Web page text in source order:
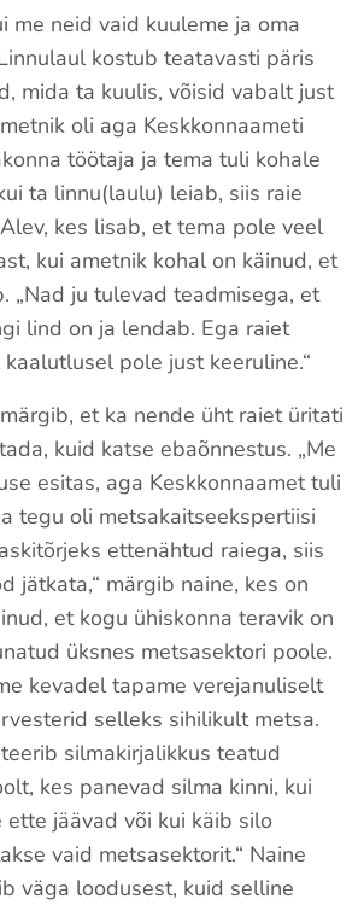
me neid vaid kuuleme ja oma
kostub teatavasti päris
mida ta kuulis, võisid vabalt just
oli aga Keskkonnaameti
töötaja ja tema tuli kohale
ta linnu(laulu) leiab, siis raie
kes lisab, et tema pole veel
kui ametnik kohal on käinud, et
„Nad ju tulevad teadmisega, et
lind on ja lendab. Ega raiet
pole just keeruline.“
et ka nende üht raiet üritati
kuid katse ebaõnnestus. „Me
esitas, aga Keskkonnaamet tuli
tegu oli metsakaitseekspertiisi
ettenähtud raiega, siis
jätkata,“ märgib naine, kes on
et kogu ühiskonna teravik on
üksnes metsasektori poole.
kevadel tapame verejanuliselt
selleks sihilikult metsa.
silmakirjalikkus teatud
kes panevad silma kinni, kui
jäävad või kui käib silo
vaid metsasektorit.“ Naine
väga loodusest, kuid selline